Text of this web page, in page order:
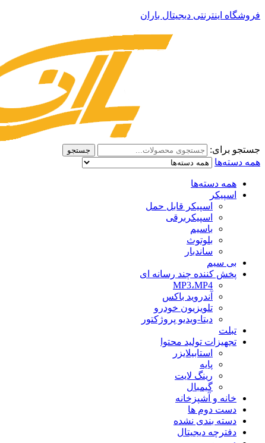
فروشگاه اینترنتی دیجیتال باران
جستجو برای: جستجو
همه دسته‌ها
همه دسته‌ها
اسپیکر
اسپیکر قابل حمل
اسپیکربرقی
باسیم
بلوتوث
ساندبار
بی سیم
پخش کننده چند رسانه ای
MP3،MP4
آندروید باکس
تلویزیون خودرو
دیتا-ویدیو پروژکتور
تبلت
تجهیزات تولید محتوا
استابیلایزر
پایه
رینگ لایت
گیمبال
خانه و آشپزخانه
دست دوم ها
دسته بندی نشده
دفترچه دیجیتال